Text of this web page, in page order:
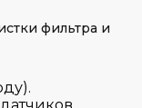
фильтра и